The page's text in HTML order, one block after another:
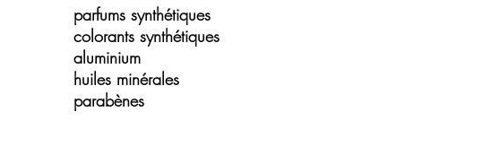
parfums synthétiques
colorants synthétiques
aluminium
huiles minérales
parabènes